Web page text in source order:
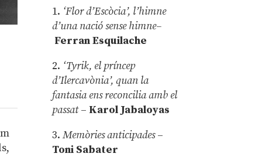
1. ‘Flor d’Escòcia’, l’himne
d’una nació sense himne–
Ferran Esquilache
2. ‘Tyrik, el príncep
d’Ilercavònia’, quan la
fantasia ens reconcilia amb el
passat– Karol Jabaloyas
3.Memòries anticipades–
Toni Sabater